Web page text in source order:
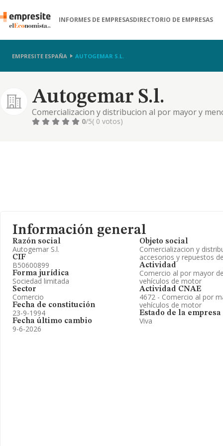
INFORMES DE EMPRESASDIRECTORIO DE EMPRESAS
EMPRESITE ESPAÑA AUTOGEMAR S.L.
Autogemar S.l.
Comercializacion y distribucion al por mayor y
pinturas y barnices.
0/5( 0 votos)
Información general
Razón social
Autogemar S.l.
CIF
B50600899
Forma jurídica
Sociedad limitada
Sector
Comercio
Fecha de constitución
23-9-1994
Fecha último cambio
9-6-2026
Objeto social
Comercializacion y
accesorios y repuestos
Actividad
Comercio al por mayor
vehículos de motor
Actividad CNAE
4672 - Comercio al por
vehículos de motor
Estado de la empresa
Viva